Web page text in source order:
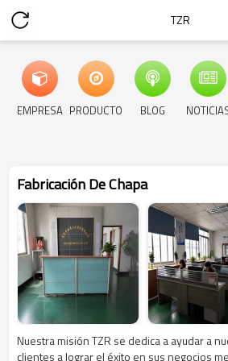
TZR
EMPRESA PRODUCTO BLOG
Fabricación De Chapa
Nuestra misión TZR se dedica a ayudar a
clientes a lograr el éxito en sus negocios